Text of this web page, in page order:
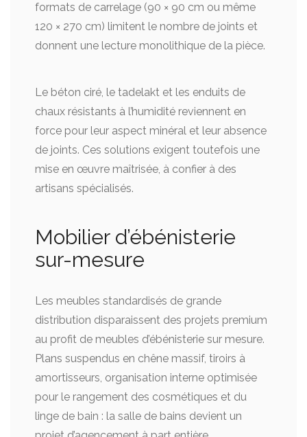
formats de carrelage (90 × 90 cm ou même
120 × 270 cm) limitent le nombre de joints et
donnent une lecture monolithique de la pièce.
Le béton ciré, le tadelakt et les enduits de
chaux résistants à l’humidité reviennent en
force pour leur aspect minéral et leur absence
de joints. Ces solutions exigent toutefois une
mise en œuvre maîtrisée, à confier à des
artisans spécialisés.
Mobilier d’ébénisterie
sur-mesure
Les meubles standardisés de grande
distribution disparaissent des projets premium
au profit de meubles d’ébénisterie sur mesure.
Plans suspendus en chêne massif, tiroirs à
amortisseurs, organisation interne optimisée
pour le rangement des cosmétiques et du
linge de bain : la salle de bains devient un